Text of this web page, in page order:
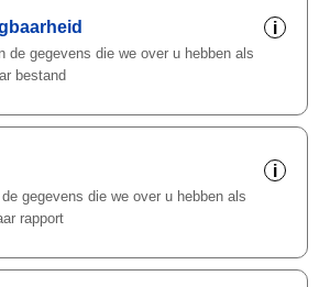
i
de gegevens die we over u hebben als
bestand
i
gegevens die we over u hebben als
rapport